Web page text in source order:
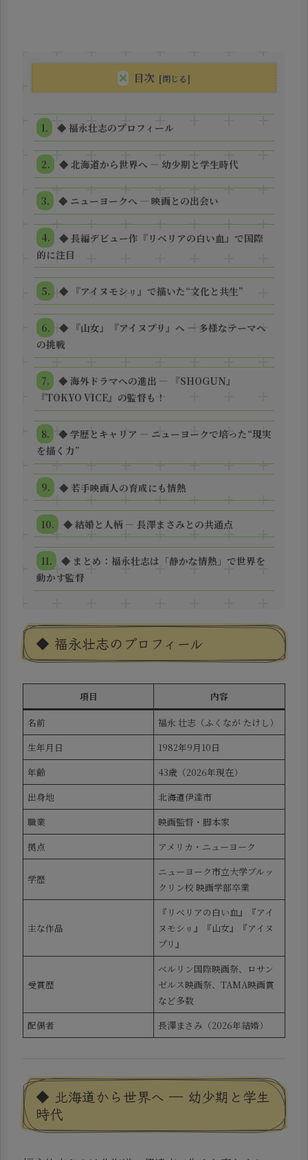
目次
◆ 福永壮志のプロフィール
◆ 北海道から世界へ ― 幼少期と学生時代
◆ ニューヨークへ ― 映画との出会い
◆ 長編デビュー作『リベリアの白い血』で国際
的に注目
◆ 『アイヌモシㇼ』で描いた“文化と共生”
◆ 『山女』『アイヌプリ』へ ― 多様なテーマへ
の挑戦
◆ 海外ドラマへの進出 ― 『SHOGUN』
『TOKYO VICE』の監督も！
◆ 学歴とキャリア ― ニューヨークで培った“現実
を描く力”
◆ 若手映画人の育成にも情熱
◆ 結婚と人柄 ― 長澤まさみとの共通点
◆ まとめ：福永壮志は「静かな情熱」で世界を
動かす監督
◆ 福永壮志のプロフィール
項目
内容
名前
福永 壮志（ふくなが たけし）
生年月日
1982年9月10日
年齢
43歳（2026年現在）
出身地
北海道伊達市
職業
映画監督・脚本家
拠点
アメリカ・ニューヨーク
学歴
ニューヨーク市立大学ブルッ
クリン校 映画学部卒業
主な作品
『リベリアの白い血』『アイ
ヌモシㇼ』『山女』『アイヌ
プリ』
受賞歴
ベルリン国際映画祭、ロサン
ゼルス映画祭、TAMA映画賞
など多数
配偶者
長澤まさみ（2026年結婚）
◆ 北海道から世界へ ― 幼少期と学生
時代